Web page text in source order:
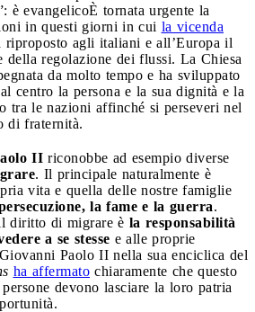
è evangelicoÈ tornata urgente la
in questi giorni in cui la vicenda
riproposto agli italiani e all’Europa il
della regolazione dei flussi. La Chiesa
da molto tempo e ha sviluppato
centro la persona e la sua dignità e la
tra le nazioni affinché si perseveri nel
di fraternità.
II riconobbe ad esempio diverse
. Il principale naturalmente è
vita e quella delle nostre famiglie
la fame e la guerra.
diritto di migrare è la responsabilità
a se stesse e alle proprie
Paolo II nella sua enciclica del
ha affermato chiaramente che questo
devono lasciare la loro patria